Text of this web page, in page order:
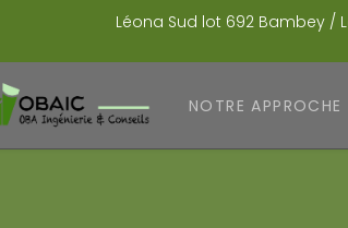
Léona Sud lot 692 Bambey /
NOTRE APPROCHE